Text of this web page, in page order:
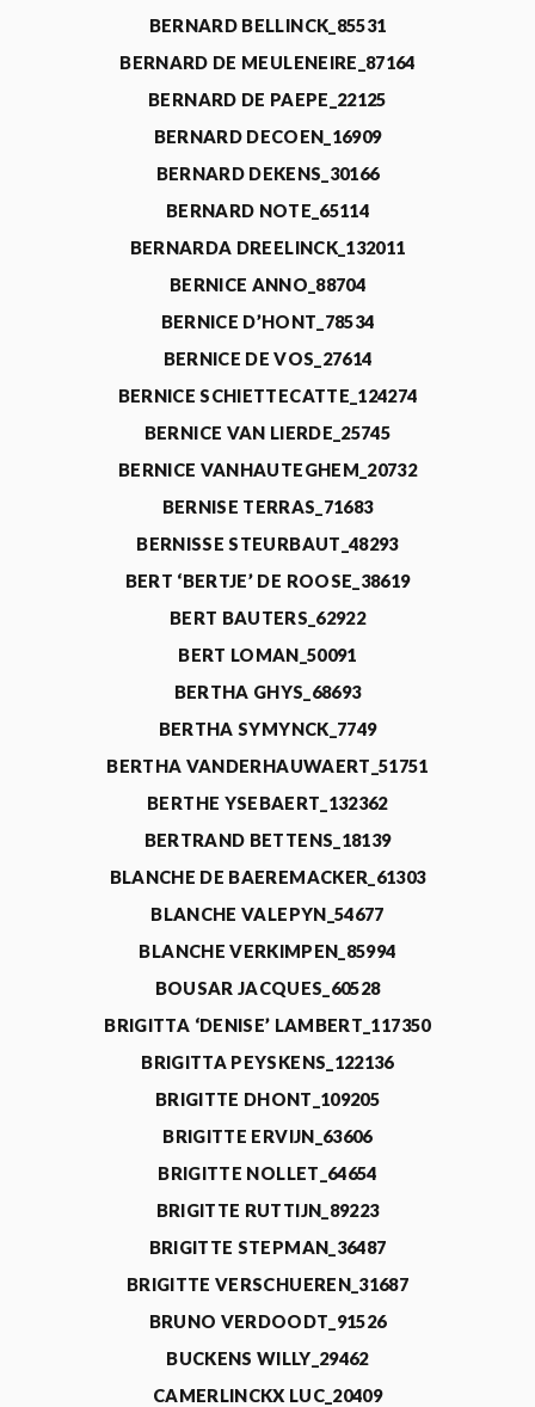
BERNARD BELLINCK_85531
BERNARD DE MEULENEIRE_87164
BERNARD DE PAEPE_22125
BERNARD DECOEN_16909
BERNARD DEKENS_30166
BERNARD NOTE_65114
BERNARDA DREELINCK_132011
BERNICE ANNO_88704
BERNICE D’HONT_78534
BERNICE DE VOS_27614
BERNICE SCHIETTECATTE_124274
BERNICE VAN LIERDE_25745
BERNICE VANHAUTEGHEM_20732
BERNISE TERRAS_71683
BERNISSE STEURBAUT_48293
BERT ‘BERTJE’ DE ROOSE_38619
BERT BAUTERS_62922
BERT LOMAN_50091
BERTHA GHYS_68693
BERTHA SYMYNCK_7749
BERTHA VANDERHAUWAERT_51751
BERTHE YSEBAERT_132362
BERTRAND BETTENS_18139
BLANCHE DE BAEREMACKER_61303
BLANCHE VALEPYN_54677
BLANCHE VERKIMPEN_85994
BOUSAR JACQUES_60528
BRIGITTA ‘DENISE’ LAMBERT_117350
BRIGITTA PEYSKENS_122136
BRIGITTE DHONT_109205
BRIGITTE ERVIJN_63606
BRIGITTE NOLLET_64654
BRIGITTE RUTTIJN_89223
BRIGITTE STEPMAN_36487
BRIGITTE VERSCHUEREN_31687
BRUNO VERDOODT_91526
BUCKENS WILLY_29462
CAMERLINCKX LUC_20409